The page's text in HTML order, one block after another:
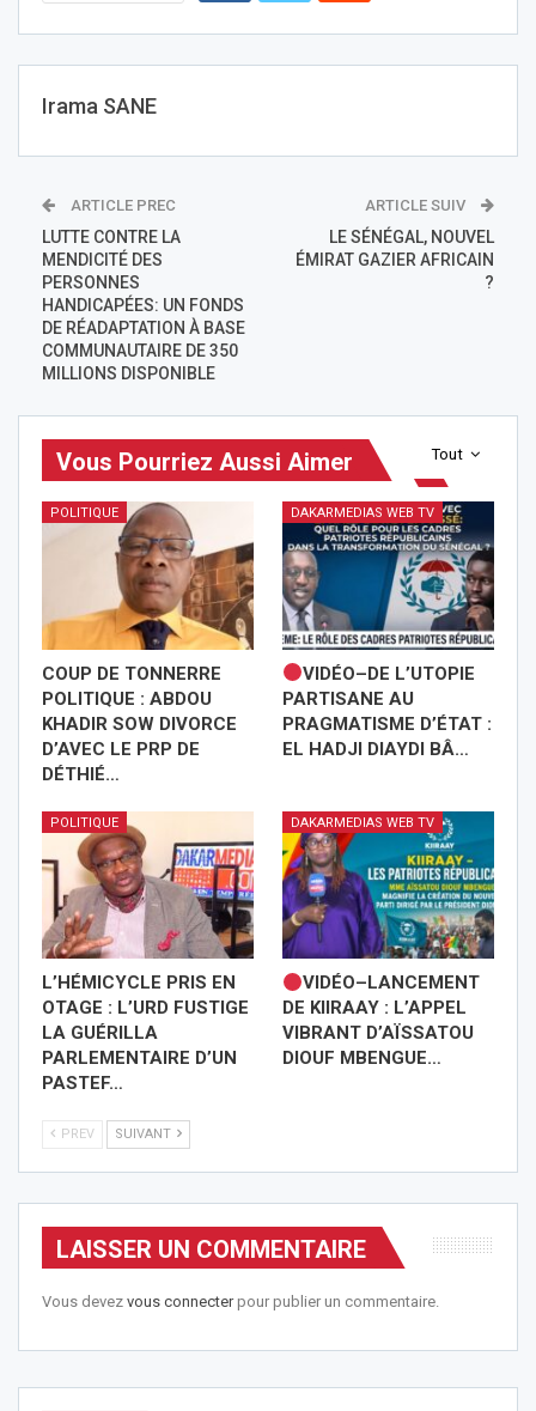
Irama SANE
ARTICLE PREC
LUTTE CONTRE LA
MENDICITÉ DES
PERSONNES
HANDICAPÉES: UN FONDS
DE RÉADAPTATION À BASE
COMMUNAUTAIRE DE 350
MILLIONS DISPONIBLE
ARTICLE SUIV
LE SÉNÉGAL, NOUVEL
ÉMIRAT GAZIER AFRICAIN
?
Tout
Vous Pourriez Aussi Aimer
POLITIQUE
COUP DE TONNERRE
POLITIQUE : ABDOU
KHADIR SOW DIVORCE
D’AVEC LE PRP DE
DÉTHIÉ…
DAKARMEDIAS WEB TV
VIDÉO–DE L’UTOPIE
PARTISANE AU
PRAGMATISME D’ÉTAT :
EL HADJI DIAYDI BÂ…
POLITIQUE
L’HÉMICYCLE PRIS EN
OTAGE : L’URD FUSTIGE
LA GUÉRILLA
PARLEMENTAIRE D’UN
PASTEF…
DAKARMEDIAS WEB TV
VIDÉO–LANCEMENT
DE KIIRAAY : L’APPEL
VIBRANT D’AÏSSATOU
DIOUF MBENGUE…
PREV SUIVANT
LAISSER UN COMMENTAIRE
Vous devez vous connecterpour publier un commentaire.